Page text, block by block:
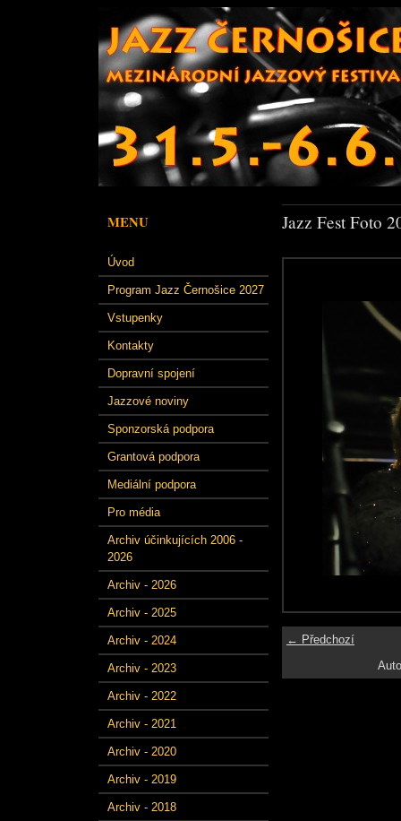
MENU
Úvod
Program Jazz Černošice 2027
Vstupenky
Kontakty
Dopravní spojení
Jazzové noviny
Sponzorská podpora
Grantová podpora
Mediální podpora
Pro média
Archiv účinkujících 2006 -
2026
Archiv - 2026
Archiv - 2025
Archiv - 2024
Archiv - 2023
Archiv - 2022
Archiv - 2021
Archiv - 2020
Archiv - 2019
Archiv - 2018
Jazz Fest Foto
← Předchozí